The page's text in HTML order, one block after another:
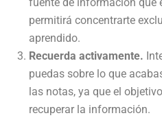
fuente de información que
permitirá concentrarte
aprendido.
Recuerda activamente.
puedas sobre lo que
las notas, ya que el
recuperar la información.